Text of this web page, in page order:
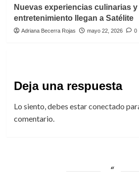
Nuevas experiencias culinarias y
entretenimiento llegan a Satélite
Adriana Becerra Rojas mayo 22, 2026 0
Deja una respuesta
Lo siento, debes estarconectado
comentario.